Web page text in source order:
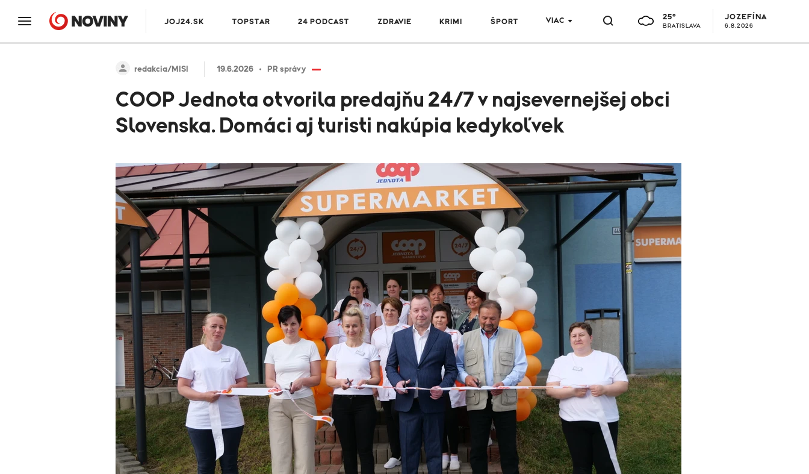
JOJ24.SK TOPSTAR 24 PODCAST ZDRAVIE KRIMI ŠPORT VIAC 25°
BRATISLAVA
JOZEFÍNA
6.8.2026
redakcia/MISI 19.6.2026 PR správy
COOP Jednota otvorila predajňu 24/7 v najsevernejšej obci
Slovenska. Domáci aj turisti nakúpia kedykoľvek